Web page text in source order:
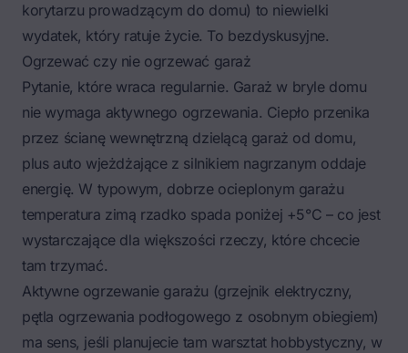
korytarzu prowadzącym do domu) to niewielki
wydatek, który ratuje życie. To bezdyskusyjne.
Ogrzewać czy nie ogrzewać garaż
Pytanie, które wraca regularnie. Garaż w bryle domu
nie wymaga aktywnego ogrzewania. Ciepło przenika
przez ścianę wewnętrzną dzielącą garaż od domu,
plus auto wjeżdżające z silnikiem nagrzanym oddaje
energię. W typowym, dobrze ocieplonym garażu
temperatura zimą rzadko spada poniżej +5°C – co jest
wystarczające dla większości rzeczy, które chcecie
tam trzymać.
Aktywne ogrzewanie garażu (grzejnik elektryczny,
pętla ogrzewania podłogowego z osobnym obiegiem)
ma sens, jeśli planujecie tam warsztat hobbystyczny, w